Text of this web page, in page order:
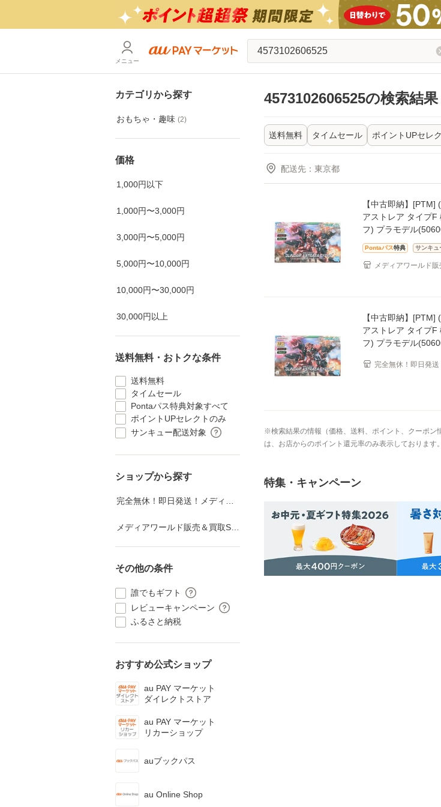
メニュー
カテゴリから探す
おもちゃ・趣味 (2)
価格
1,000円以下
1,000円〜3,000円
3,000円〜5,000円
5,000円〜10,000円
10,000円〜30,000円
30,000円以上
送料無料・おトクな条件
送料無料
タイムセール
Pontaパス特典対象すべて
ポイントUPセレクトのみ
サンキュー配送対象
ショップから探す
メディアワールド販売＆買取SHOP
その他の条件
誰でもギフト
レビューキャンペーン
ふるさと納税
おすすめ公式ショップ
au PAY マーケット
ダイレクトストア
au PAY マーケット
リカーショップ
auブックパス
au Online Shop
4573102606525の検索結果
送料無料 タイムセール ポイントUPセレ
配送先 ：
【中古即納】
アストレア タイプF
フ) プラモデル
Pontaパス特典 サンキュ
メディアワールド
【中古即納】
アストレア タイプF
フ) プラモデル
完全無休！即日発
※検索結果の情報（価格、送料、ポイント、クーポン
は、お店からのポイント還元率のみ表示しております
特集・キャンペーン